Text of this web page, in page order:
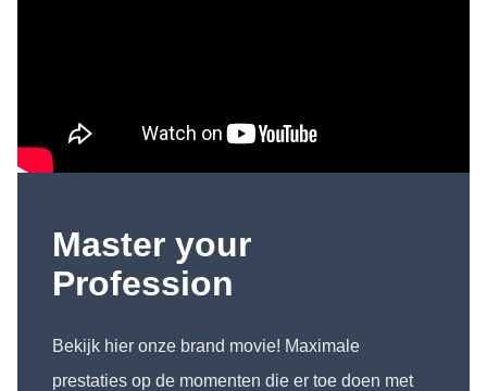
Master your
Profession
Bekijk hier onze brand movie! Maximale
prestaties op de momenten die er toe doen met